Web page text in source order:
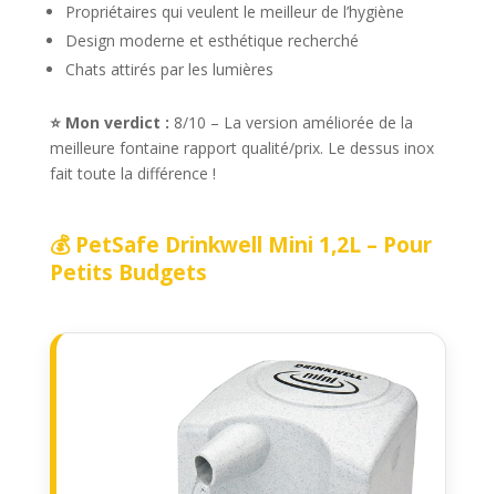
Propriétaires qui veulent le meilleur de l’hygiène
Design moderne et esthétique recherché
Chats attirés par les lumières
⭐ Mon verdict : 8/10 – La version améliorée de la
meilleure fontaine rapport qualité/prix. Le dessus inox
fait toute la différence !
💰 PetSafe Drinkwell Mini 1,2L – Pour
Petits Budgets